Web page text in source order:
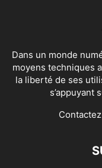
Dans un monde
moyens techniques
la liberté de ses
s’appuyant